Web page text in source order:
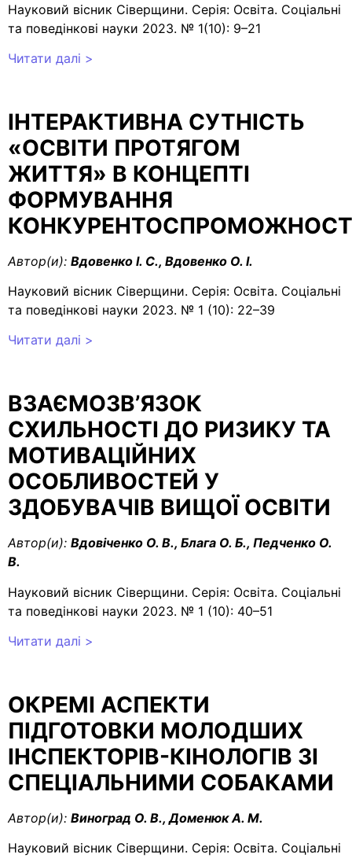
Науковий вісник Сіверщини. Серія: Освіта. Соціальні
та поведінкові науки 2023. № 1(10): 9–21
Читати далі >
ІНТЕРАКТИВНА СУТНІСТЬ
«ОСВІТИ ПРОТЯГОМ
ЖИТТЯ» В КОНЦЕПТІ
ФОРМУВАННЯ
Автор(и): Вдовенко І. С., Вдовенко О. І.
Науковий вісник Сіверщини. Серія: Освіта. Соціальні
та поведінкові науки 2023. № 1 (10): 22–39
Читати далі >
ВЗАЄМОЗВ’ЯЗОК
СХИЛЬНОСТІ ДО РИЗИКУ ТА
МОТИВАЦІЙНИХ
ОСОБЛИВОСТЕЙ У
ЗДОБУВАЧІВ ВИЩОЇ ОСВІТИ
Автор(и): Вдовіченко О. В., Блага О. Б., Педченко О.
В.
Науковий вісник Сіверщини. Серія: Освіта. Соціальні
та поведінкові науки 2023. № 1 (10): 40–51
Читати далі >
ОКРЕМІ АСПЕКТИ
ПІДГОТОВКИ МОЛОДШИХ
ІНСПЕКТОРІВ-КІНОЛОГІВ ЗІ
СПЕЦІАЛЬНИМИ СОБАКАМИ
Автор(и): Виноград О. В., Доменюк А. М.
Науковий вісник Сіверщини. Серія: Освіта. Соціальні